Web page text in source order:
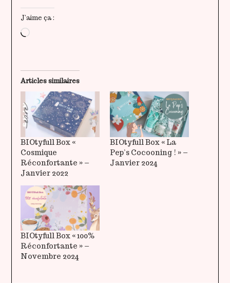
J’aime ça :
Chargement…
Articles similaires
BIOtyfull Box «
Cosmique
Réconfortante » –
Janvier 2022
BIOtyfull Box « La
Pep’s Cocooning ! » –
Janvier 2024
BIOtyfull Box « 100%
Réconfortante » –
Novembre 2024